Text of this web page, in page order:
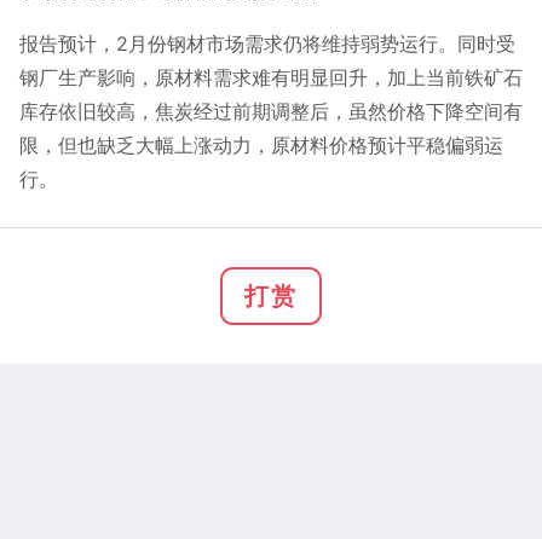
报告预计，2月份钢材市场需求仍将维持弱势运行。同时受
钢厂生产影响，原材料需求难有明显回升，加上当前铁矿石
库存依旧较高，焦炭经过前期调整后，虽然价格下降空间有
限，但也缺乏大幅上涨动力，原材料价格预计平稳偏弱运
行。
打赏